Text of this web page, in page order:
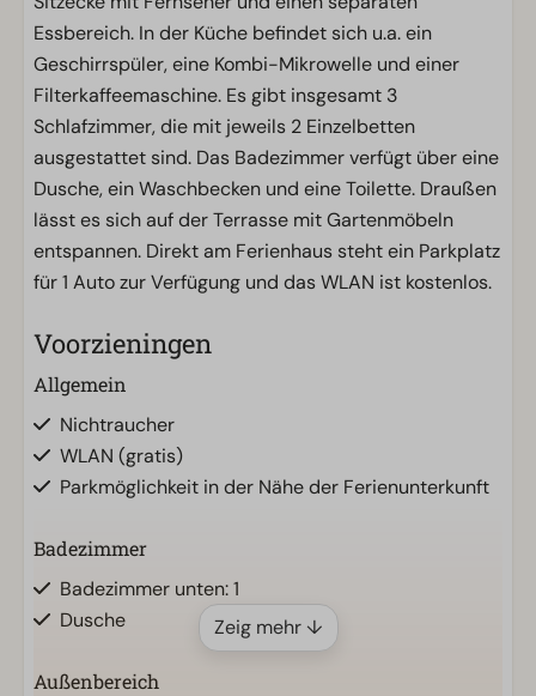
Essbereich. In der Küche befindet sich u.a. ein
Geschirrspüler, eine Kombi-Mikrowelle und einer
Filterkaffeemaschine. Es gibt insgesamt 3
Schlafzimmer, die mit jeweils 2 Einzelbetten
ausgestattet sind. Das Badezimmer verfügt über eine
Dusche, ein Waschbecken und eine Toilette. Draußen
lässt es sich auf der Terrasse mit Gartenmöbeln
entspannen. Direkt am Ferienhaus steht ein Parkplatz
für 1 Auto zur Verfügung und das WLAN ist kostenlos.
Voorzieningen
Allgemein
Nichtraucher
WLAN (gratis)
Parkmöglichkeit in der Nähe der Ferienunterkunft
Badezimmer
Badezimmer unten: 1
Dusche
Außenbereich
Zeig mehr ↓